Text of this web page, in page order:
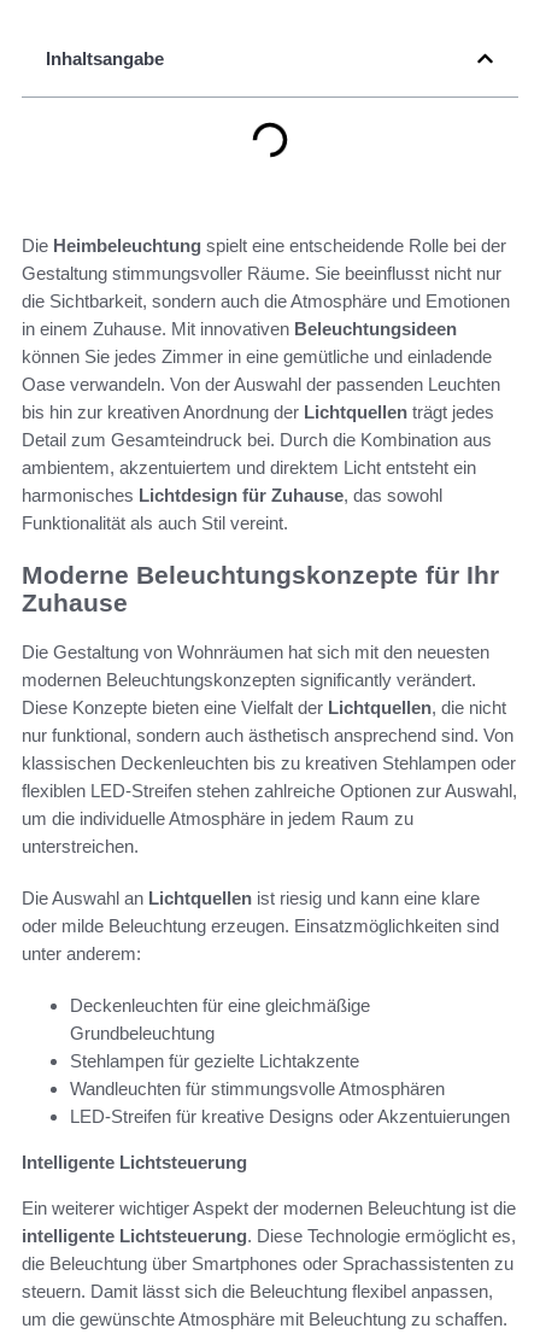
Inhaltsangabe
Die Heimbeleuchtung spielt eine entscheidende Rolle bei der
Gestaltung stimmungsvoller Räume. Sie beeinflusst nicht nur
die Sichtbarkeit, sondern auch die Atmosphäre und Emotionen
in einem Zuhause. Mit innovativen Beleuchtungsideen
können Sie jedes Zimmer in eine gemütliche und einladende
Oase verwandeln. Von der Auswahl der passenden Leuchten
bis hin zur kreativen Anordnung der Lichtquellen trägt jedes
Detail zum Gesamteindruck bei. Durch die Kombination aus
ambientem, akzentuiertem und direktem Licht entsteht ein
harmonisches Lichtdesign für Zuhause, das sowohl
Funktionalität als auch Stil vereint.
Moderne Beleuchtungskonzepte für Ihr
Zuhause
Die Gestaltung von Wohnräumen hat sich mit den neuesten
modernen Beleuchtungskonzepten significantly verändert.
Diese Konzepte bieten eine Vielfalt der Lichtquellen, die nicht
nur funktional, sondern auch ästhetisch ansprechend sind. Von
klassischen Deckenleuchten bis zu kreativen Stehlampen oder
flexiblen LED-Streifen stehen zahlreiche Optionen zur Auswahl,
um die individuelle Atmosphäre in jedem Raum zu
unterstreichen.
Die Auswahl an Lichtquellen ist riesig und kann eine klare
oder milde Beleuchtung erzeugen. Einsatzmöglichkeiten sind
unter anderem:
Deckenleuchten für eine gleichmäßige
Grundbeleuchtung
Stehlampen für gezielte Lichtakzente
Wandleuchten für stimmungsvolle Atmosphären
LED-Streifen für kreative Designs oder Akzentuierungen
Intelligente Lichtsteuerung
Ein weiterer wichtiger Aspekt der modernen Beleuchtung ist die
intelligente Lichtsteuerung. Diese Technologie ermöglicht es,
die Beleuchtung über Smartphones oder Sprachassistenten zu
steuern. Damit lässt sich die Beleuchtung flexibel anpassen,
um die gewünschte Atmosphäre mit Beleuchtung zu schaffen.